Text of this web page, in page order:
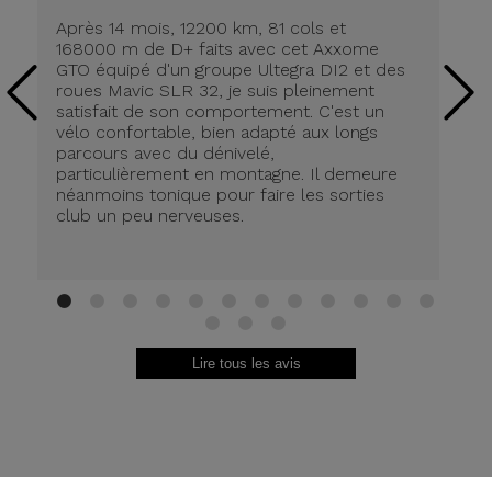
Après 14 mois, 12200 km, 81 cols et
168000 m de D+ faits avec cet Axxome
GTO équipé d'un groupe Ultegra DI2 et des
roues Mavic SLR 32, je suis pleinement
satisfait de son comportement. C'est un
vélo confortable, bien adapté aux longs
parcours avec du dénivelé,
particulièrement en montagne. Il demeure
néanmoins tonique pour faire les sorties
club un peu nerveuses.
1
Lire tous les avis